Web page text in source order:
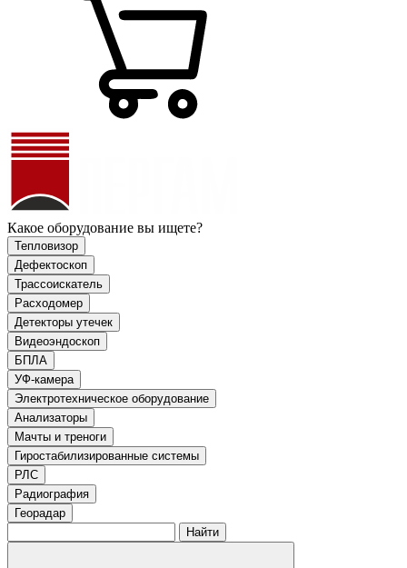
Какое оборудование вы ищете?
Тепловизор
Дефектоскоп
Трассоискатель
Расходомер
Детекторы утечек
Видеоэндоскоп
БПЛА
УФ-камера
Электротехническое оборудование
Анализаторы
Мачты и треноги
Гиростабилизированные системы
РЛС
Радиография
Георадар
Найти